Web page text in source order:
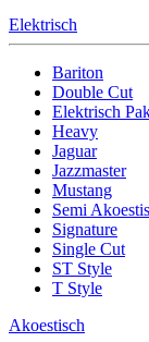
Elektrisch
Bariton
Double Cut
Elektrisch
Heavy
Jaguar
Jazzmaster
Mustang
Semi
Signature
Single Cut
ST Style
T Style
Akoestisch